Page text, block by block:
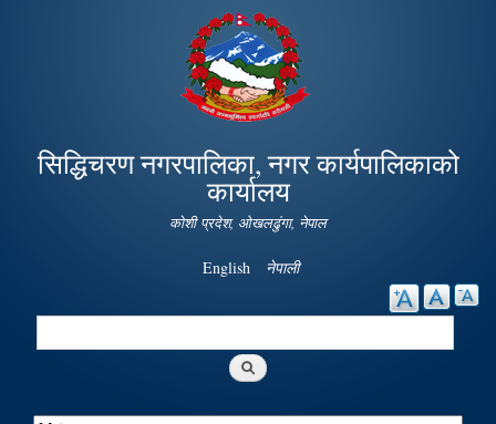
Skip to
main
content
सिद्धिचरण नगरपालिका, नगर कार्यपालिकाको
कार्यालय
कोशी प्रदेश, ओखलढुंगा, नेपाल
English नेपाली
Search